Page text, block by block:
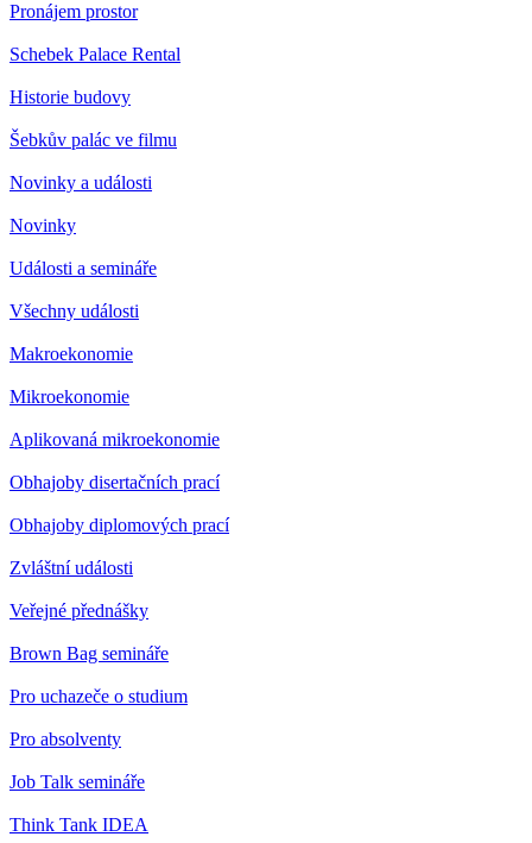
Pronájem prostor
Schebek Palace Rental
Historie budovy
Šebkův palác ve filmu
Novinky a události
Novinky
Události a semináře
Všechny události
Makroekonomie
Mikroekonomie
Aplikovaná mikroekonomie
Obhajoby disertačních prací
Obhajoby diplomových prací
Zvláštní události
Veřejné přednášky
Brown Bag semináře
Pro uchazeče o studium
Pro absolventy
Job Talk semináře
Think Tank IDEA